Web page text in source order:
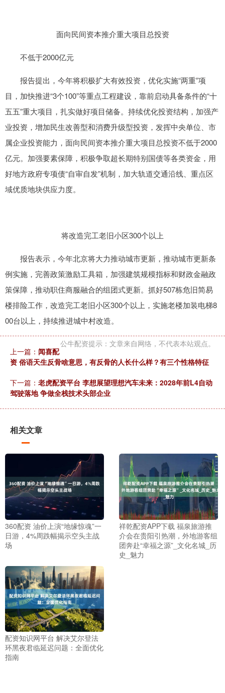
面向民间资本推介重大项目总投资
不低于2000亿元
报告提出，今年将积极扩大有效投资，优化实施“两重”项
目，加快推进“3个100”等重点工程建设，靠前启动具备条件的“十
五五”重大项目，扎实做好项目储备。持续优化投资结构，加强产
业投资，增加民生改善型和消费升级型投资，发挥中央单位、市
属企业投资能力，面向民间资本推介重大项目总投资不低于2000
亿元。加强要素保障，积极争取超长期特别国债等各类资金，用
好地方政府专项债“自审自发”机制，加大轨道交通沿线、重点区
域优质地块供应力度。
将改造完工老旧小区300个以上
报告表示，今年北京将大力推动城市更新，推动城市更新条
例实施，完善政策激励工具箱，加强建筑规模指标和财政金融政
策保障，推动职住商服融合的组团式更新。抓好507栋危旧简易
楼排险工作，改造完工老旧小区300个以上，实施老楼加装电梯8
00台以上，持续推进城中村改造。
公牛配资提示：文章来自网络，不代表本站观点。
上一篇： 闻喜配
资 俗语天生反骨啥意思，有反骨的人长什么样？有三个性格特征
下一篇： 老虎配资平台 李想展望理想汽车未来：2028年前L4自动
驾驶落地 争做全栈技术头部企业
相关文章
360配资 油价上演“地缘惊魂”一
日游，4%周跌幅揭示空头主战
场
祥乾配资APP下载 福泉旅游推
介会在贵阳引热潮，外地游客组
团奔赴“幸福之源”_文化名城_历
史_魅力
配资知识网平台 解决艾尔登法
环黑夜君临延迟问题：全面优化
指南